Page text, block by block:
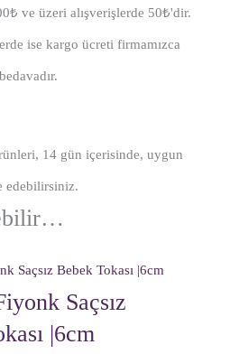
ve üzeri alışverişlerde 50₺'dir.
ise kargo ücreti firmamızca
14 gün içerisinde, uygun
edebilirsiniz.
Saçsız
|6cm